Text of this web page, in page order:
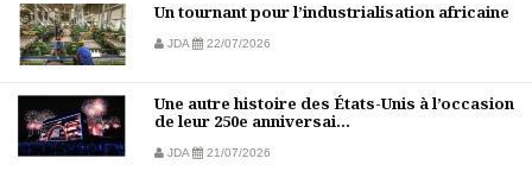
Un tournant pour l’industrialisation africaine
JDA 22/07/2026
Une autre histoire des États-Unis à l’occasion
de leur 250e anniversai...
JDA 21/07/2026